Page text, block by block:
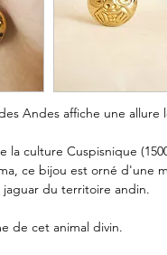
Andes affiche une allure
culture Cuspisnique
ce bijou est orné d'une
du territoire andin.
de cet animal divin.